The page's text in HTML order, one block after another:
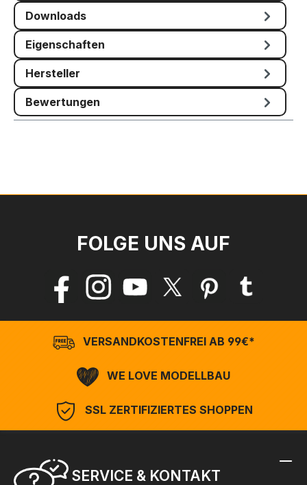
Downloads
Eigenschaften
Hersteller
Bewertungen
FOLGE UNS AUF
VERSANDKOSTENFREI AB 99€*
WE LOVE MODELLBAU
SSL ZERTIFIZIERTES SHOPPEN
SERVICE & KONTAKT